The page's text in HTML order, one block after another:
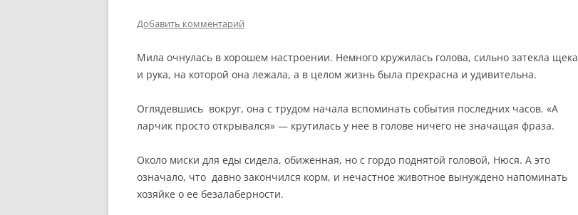
Добавить комментарий
Мила очнулась в хорошем настроении. Немного кружилась голова, сильно затекла щека
и рука, на которой она лежала, а в целом жизнь была прекрасна и удивительна.
Оглядевшись вокруг, она с трудом начала вспоминать события последних часов. «А
ларчик просто открывался» — крутилась у нее в голове ничего не значащая фраза.
Около миски для еды сидела, обиженная, но с гордо поднятой головой, Нюся. А это
означало, что давно закончился корм, и нечастное животное вынуждено напоминать
хозяйке о ее безалаберности.